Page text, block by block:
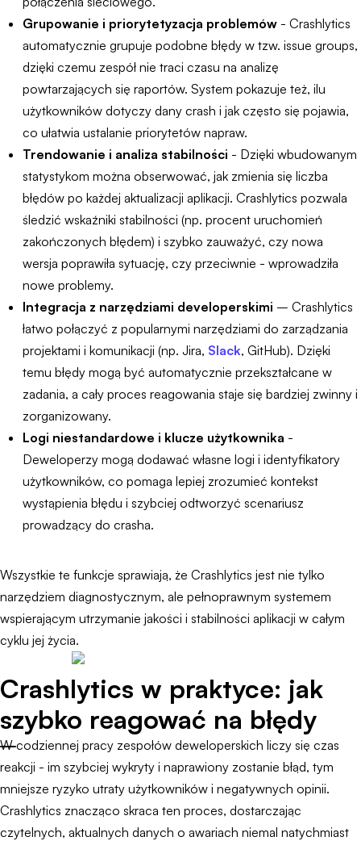
Grupowanie i priorytetyzacja problemów - Crashlytics
automatycznie grupuje podobne błędy w tzw. issue groups,
dzięki czemu zespół nie traci czasu na analizę
powtarzających się raportów. System pokazuje też, ilu
użytkowników dotyczy dany crash i jak często się pojawia,
co ułatwia ustalanie priorytetów napraw.
Trendowanie i analiza stabilności - Dzięki wbudowanym
statystykom można obserwować, jak zmienia się liczba
błędów po każdej aktualizacji aplikacji. Crashlytics pozwala
śledzić wskaźniki stabilności (np. procent uruchomień
zakończonych błędem) i szybko zauważyć, czy nowa
wersja poprawiła sytuację, czy przeciwnie - wprowadziła
nowe problemy.
Integracja z narzędziami developerskimi – Crashlytics
łatwo połączyć z popularnymi narzędziami do zarządzania
projektami i komunikacji (np. Jira, Slack, GitHub). Dzięki
temu błędy mogą być automatycznie przekształcane w
zadania, a cały proces reagowania staje się bardziej zwinny i
zorganizowany.
Logi niestandardowe i klucze użytkownika -
Deweloperzy mogą dodawać własne logi i identyfikatory
użytkowników, co pomaga lepiej zrozumieć kontekst
wystąpienia błędu i szybciej odtworzyć scenariusz
prowadzący do crasha.
Wszystkie te funkcje sprawiają, że Crashlytics jest nie tylko
narzędziem diagnostycznym, ale pełnoprawnym systemem
wspierającym utrzymanie jakości i stabilności aplikacji w całym
cyklu jej życia.
Crashlytics w praktyce: jak
szybko reagować na błędy
W codziennej pracy zespołów deweloperskich liczy się czas
reakcji - im szybciej wykryty i naprawiony zostanie błąd, tym
mniejsze ryzyko utraty użytkowników i negatywnych opinii.
Crashlytics znacząco skraca ten proces, dostarczając
czytelnych, aktualnych danych o awariach niemal natychmiast